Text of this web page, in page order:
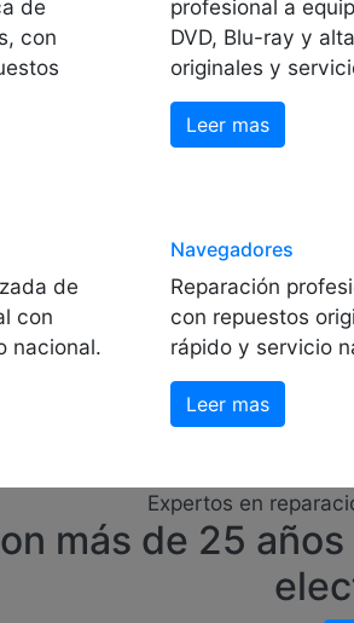
de
con
profesional a
DVD, Blu-ray y
originales y
Leer mas
de
con
nacional.
Navegadores
Reparación
con repuestos
rápido y servicio
Leer mas
Expertos en
más de 25